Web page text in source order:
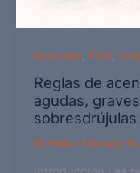
Avanzado Fácil,
Reglas de
agudas,
By Pablo / February